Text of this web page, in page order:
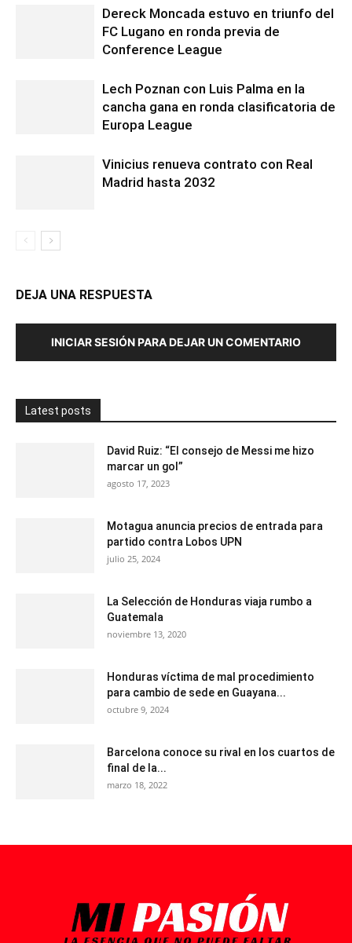
Dereck Moncada estuvo en triunfo del
FC Lugano en ronda previa de
Conference League
Lech Poznan con Luis Palma en la
cancha gana en ronda clasificatoria de
Europa League
Vinicius renueva contrato con Real
Madrid hasta 2032
DEJA UNA RESPUESTA
INICIAR SESIÓN PARA DEJAR UN COMENTARIO
Latest posts
David Ruiz: “El consejo de Messi me hizo
marcar un gol”
agosto 17, 2023
Motagua anuncia precios de entrada para
partido contra Lobos UPN
julio 25, 2024
La Selección de Honduras viaja rumbo a
Guatemala
noviembre 13, 2020
Honduras víctima de mal procedimiento
para cambio de sede en Guayana...
octubre 9, 2024
Barcelona conoce su rival en los cuartos de
final de la...
marzo 18, 2022